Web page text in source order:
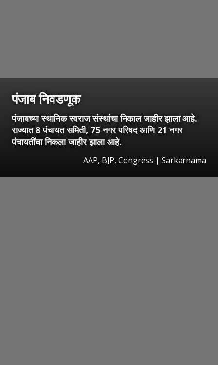
पंजाब निवडणूक
पंजाबच्या स्थानिक स्वराज संस्थांचा निकाल जाहीर झाला आहे.
राज्यात 8 पंचायत समिती, 75 नगर परिषद आणि 21 नगर
पंचायतींचा निकला जाहीर झाला आहे.
AAP, BJP, Congress | Sarkarnama